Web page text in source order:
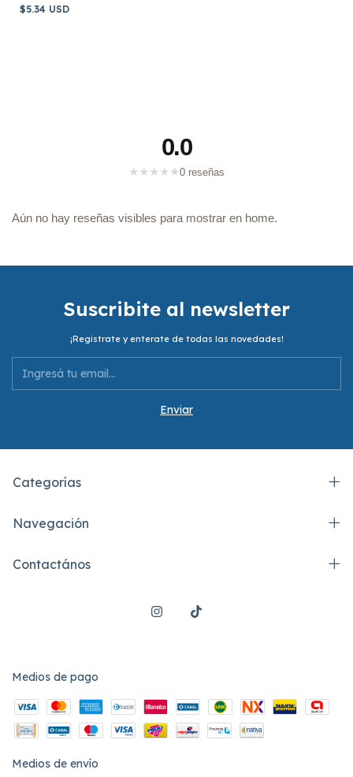
$5.34 USD
0.0
★ ★ ★ ★ ★0 reseñas
Aún no hay reseñas visibles para mostrar en home.
Suscribite al newsletter
¡Registrate y enterate de todas las novedades!
Categorías
Navegación
Contactános
Medios de pago
Medios de envío